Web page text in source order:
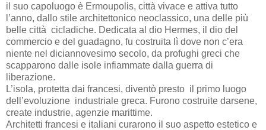
il suo capoluogo è Ermoupolis, città vivace e attiva tutto
l’anno, dallo stile architettonico neoclassico, una delle più
belle città cicladiche. Dedicata al dio Hermes, il dio del
commercio e del guadagno, fu costruita lì dove non c’era
niente nel diciannovesimo secolo, da profughi greci che
scapparono dalle isole infiammate dalla guerra di
liberazione.
L’isola, protetta dai francesi, diventò presto il primo luogo
dell’evoluzione industriale greca. Furono costruite darsene,
create industrie, agenzie marittime.
Architetti francesi e italiani curarono il suo aspetto estetico e